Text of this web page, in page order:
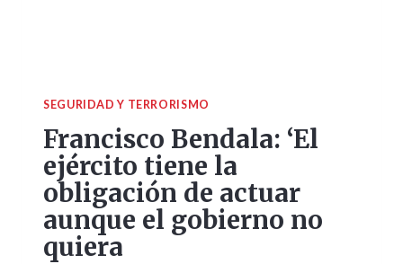
SEGURIDAD Y TERRORISMO
Francisco Bendala: ‘El
ejército tiene la
obligación de actuar
aunque el gobierno no
quiera